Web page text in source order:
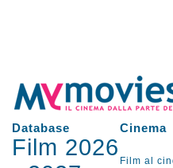
Database Cinema
Film 2026
Film al